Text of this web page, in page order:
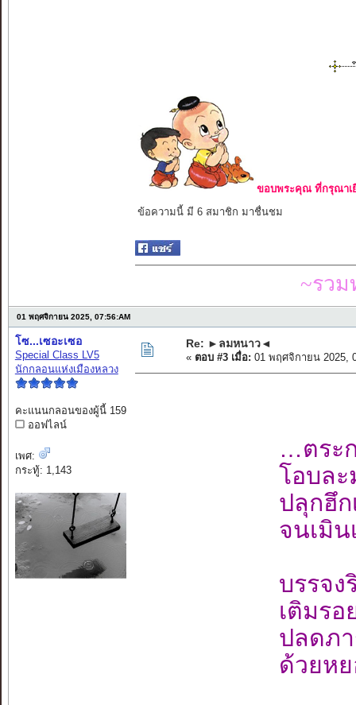
ขอบพระคุณ ที่กรุณาเ
ข้อความนี้ มี 6 สมาชิก มาชื่นชม
~รวม
01 พฤศจิกายน 2025, 07:56:AM
โซ...เซอะเซอ
Special Class LV5
นักกลอนแห่งเมืองหลวง
คะแนนกลอนของผู้นี้ 159
ออฟไลน์
เพศ:
กระทู้: 1,143
Re: ►ลมหนาว◄
« ตอบ #3 เมื่อ: 01 พฤศจิกายน 2025,
…ตระ
โอบล
ปลุกฮึ
จนเมิน
บรรจ
เติมร
ปลดภ
ด้วยห